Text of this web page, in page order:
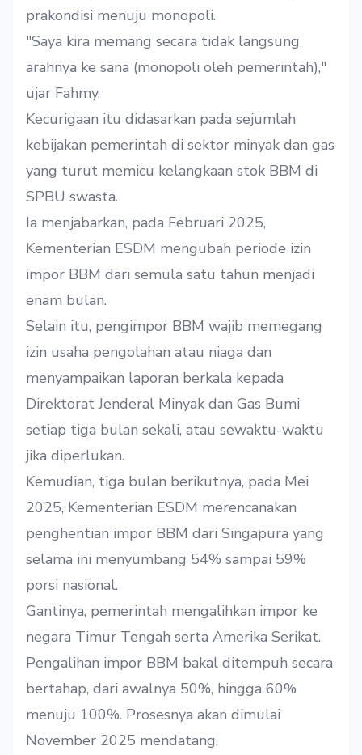
prakondisi menuju monopoli.
"Saya kira memang secara tidak langsung
arahnya ke sana (monopoli oleh pemerintah),"
ujar Fahmy.
Kecurigaan itu didasarkan pada sejumlah
kebijakan pemerintah di sektor minyak dan gas
yang turut memicu kelangkaan stok BBM di
SPBU swasta.
Ia menjabarkan, pada Februari 2025,
Kementerian ESDM mengubah periode izin
impor BBM dari semula satu tahun menjadi
enam bulan.
Selain itu, pengimpor BBM wajib memegang
izin usaha pengolahan atau niaga dan
menyampaikan laporan berkala kepada
Direktorat Jenderal Minyak dan Gas Bumi
setiap tiga bulan sekali, atau sewaktu-waktu
jika diperlukan.
Kemudian, tiga bulan berikutnya, pada Mei
2025, Kementerian ESDM merencanakan
penghentian impor BBM dari Singapura yang
selama ini menyumbang 54% sampai 59%
porsi nasional.
Gantinya, pemerintah mengalihkan impor ke
negara Timur Tengah serta Amerika Serikat.
Pengalihan impor BBM bakal ditempuh secara
bertahap, dari awalnya 50%, hingga 60%
menuju 100%. Prosesnya akan dimulai
November 2025 mendatang.